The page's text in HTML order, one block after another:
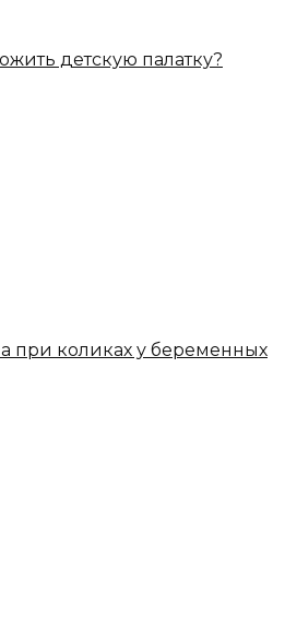
детскую палатку?
при коликах у беременных